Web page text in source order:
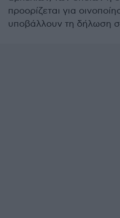
προορίζεται για
υποβάλλουν τη δήλωση